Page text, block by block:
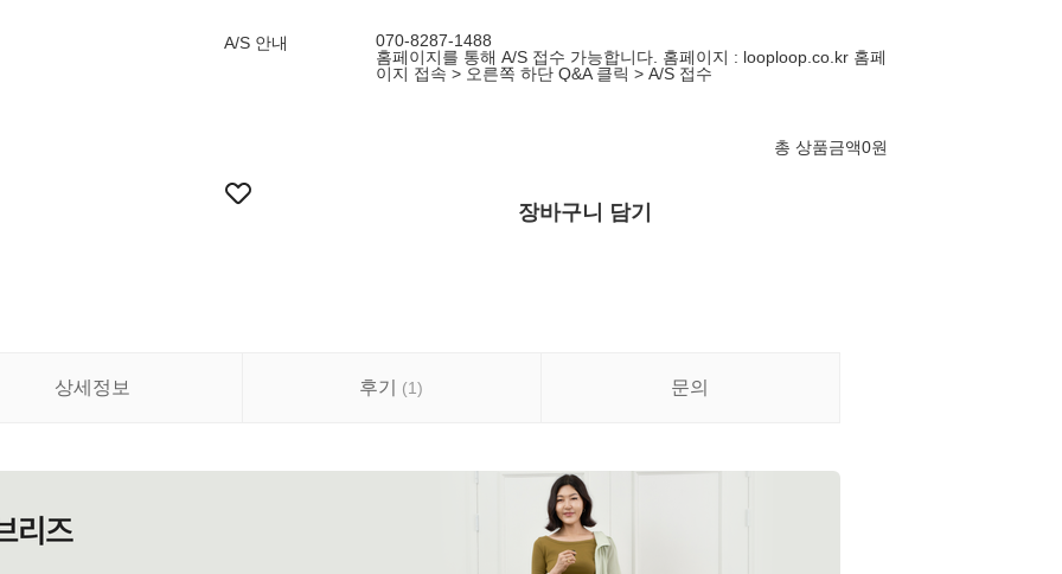
A/S 안내
070-8287-1488
홈페이지를 통해 A/S 접수 가능합니다. 홈페이지 : looploop.co.kr 홈페
이지 접속 > 오른쪽 하단 Q&A 클릭 > A/S 접수
총 상품금액0원
장바구니 담기
상세정보 후기 (1) 문의